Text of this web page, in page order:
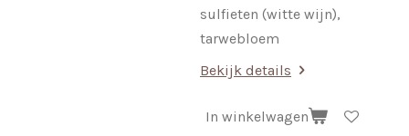
sulfieten (witte wijn),
tarwebloem
Bekijk details
In winkelwagen